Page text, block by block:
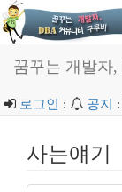
꿈꾸는 개발자,
로그인 : 공지 :
사는얘기